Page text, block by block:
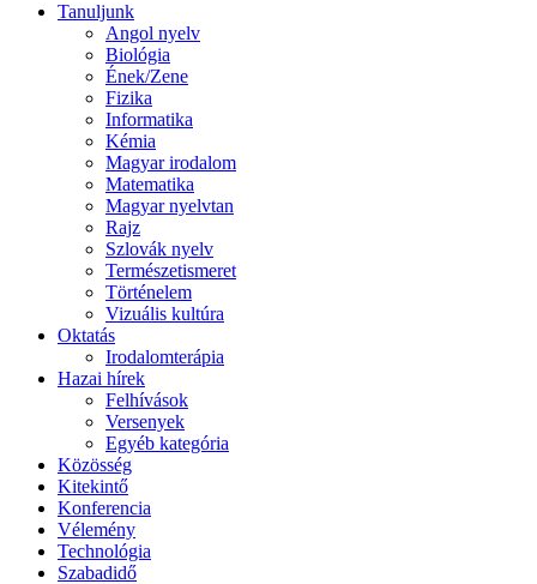
Tanuljunk
Angol nyelv
Biológia
Ének/Zene
Fizika
Informatika
Kémia
Magyar irodalom
Matematika
Magyar nyelvtan
Rajz
Szlovák nyelv
Természetismeret
Történelem
Vizuális kultúra
Oktatás
Irodalomterápia
Hazai hírek
Felhívások
Versenyek
Egyéb kategória
Közösség
Kitekintő
Konferencia
Vélemény
Technológia
Szabadidő